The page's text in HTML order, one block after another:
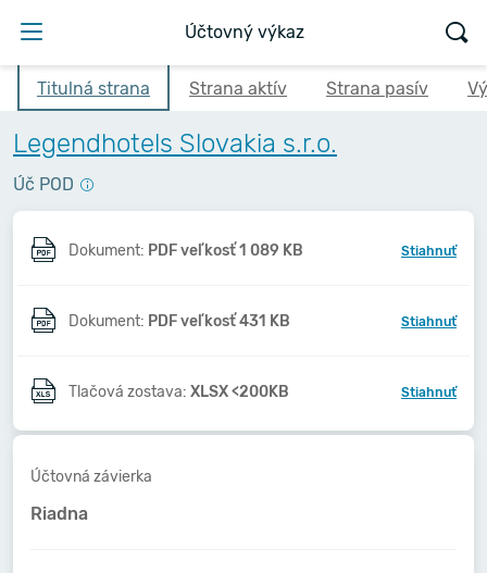
Účtovný výkaz
Titulná strana Strana aktív Strana pasív
Legendhotels Slovakia s.r.o.
Úč POD
Dokument: PDF veľkosť 1 089 KB Stiahnuť
Dokument: PDF veľkosť 431 KB Stiahnuť
Tlačová zostava: XLSX <200KB Stiahnuť
Účtovná závierka
Riadna